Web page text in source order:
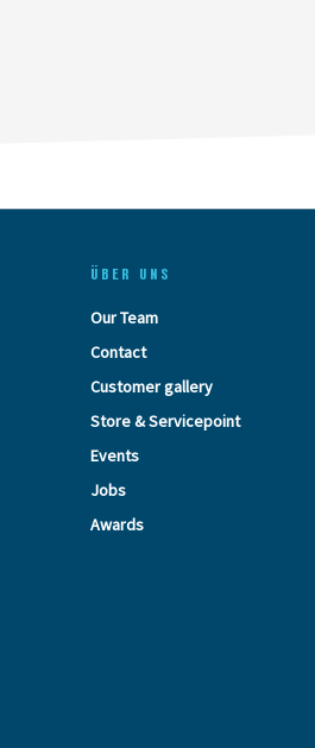
ÜBER UNS
Our Team
Contact
Customer gallery
Store & Servicepoint
Events
Jobs
Awards